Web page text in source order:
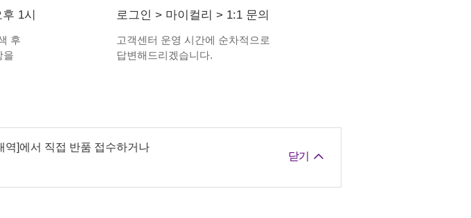
1시
후
을
로그인 > 마이컬리 > 1:1 문의
고객센터 운영 시간에 순차적으로
답변해드리겠습니다.
역]에서 직접 반품 접수하거나
닫기